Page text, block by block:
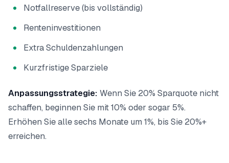
Notfallreserve (bis vollständig)
Renteninvestitionen
Extra Schuldenzahlungen
Kurzfristige Sparziele
Anpassungsstrategie: Wenn Sie 20% Sparquote nicht
schaffen, beginnen Sie mit 10% oder sogar 5%.
Erhöhen Sie alle sechs Monate um 1%, bis Sie 20%+
erreichen.